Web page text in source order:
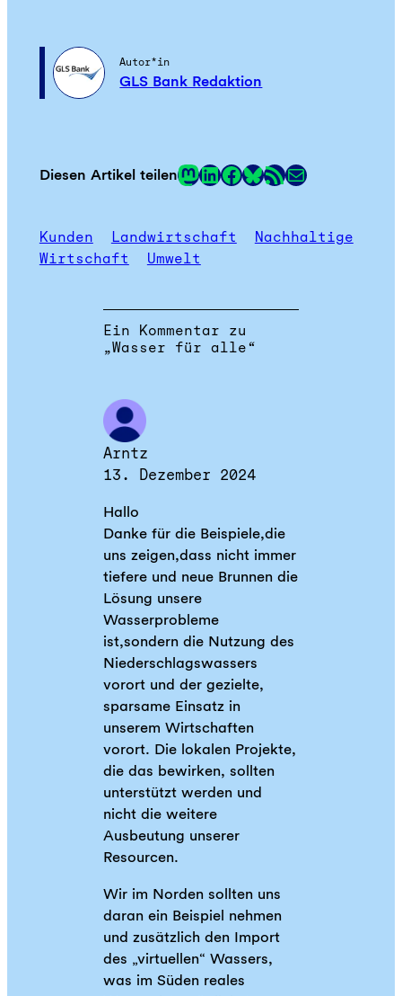
Autor*in
GLS Bank Redaktion
Diesen Artikel teilenMastodon
LinkedIn
Facebook
LinkRSS-Feed
E-Mail
Kunden Landwirtschaft
Nachhaltige
Wirtschaft
Umwelt
Ein Kommentar zu
„Wasser für alle“
Arntz
13. Dezember 2024
Hallo
Danke für die Beispiele,die
uns zeigen,dass nicht immer
tiefere und neue Brunnen die
Lösung unsere
Wasserprobleme
ist,sondern die Nutzung des
Niederschlagswassers
vorort und der gezielte,
sparsame Einsatz in
unserem Wirtschaften
vorort. Die lokalen Projekte,
die das bewirken, sollten
unterstützt werden und
nicht die weitere
Ausbeutung unserer
Resourcen.
Wir im Norden sollten uns
daran ein Beispiel nehmen
und zusätzlich den Import
des „virtuellen“ Wassers,
was im Süden reales